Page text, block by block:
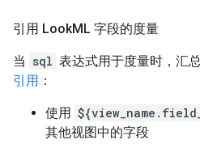
引用 LookML 字段的度量
当 sql 表达式用于度量时，汇
引用 ：
使用
其他视图中的字段